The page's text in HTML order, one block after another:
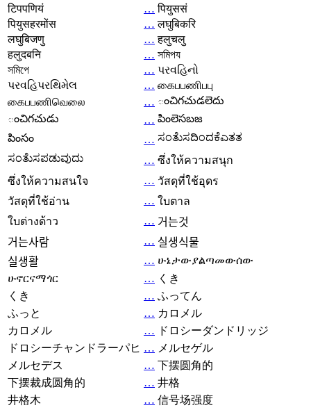
टिपपणियं
… पियुससं
पियुसहरमोंस
… लघुबिकरि
लघुबिजणु
… हलुचलु
हलुदबनि
… সমিপয
সমিপে
… પરવહિનો
પરવહિપરથિમેલ
… கைபபணிபபு
கைபபணிவெலை
… ంచిగచుడలెదు
ంచిగచుడు
… పింలెసబజ
పింసం
… ಸಂತೆುಸದಿಂದಕೆಎತತ
ಸಂತೆುಸಪಡುವುದು
… ซึ่งให้ความสนุก
ซึ่งให้ความสนใจ
… วัสดุที่ใช้อุดร
วัสดุที่ใช้อ่าน
… ใบตาล
ใบต่างด้าว
… 거는것
거는사람
… 실생식물
실생활
… ሁኔታውያልጣመውሰው
ሁኖርናማጎር
… くき
くき
… ふってん
ふっと
… カロメル
カロメル
… ドロシーダンドリッジ
ドロシーチャンドラーパヒ … メルセゲル
メルセデス
… 下摆圆角的
下摆裁成圆角的
… 井格
井格木
… 信号场强度